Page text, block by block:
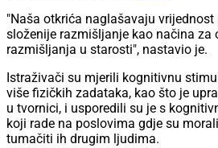
"Naša otkrića naglašavaju
složenije razmišljanje kao načina za
razmišljanja u starosti", nastavio je.
Istraživači su mjerili kognitivnu
više fizičkih zadataka, kao što je
u tvornici, i usporedili su je s
koji rade na poslovima gdje su
tumačiti ih drugim ljudima.